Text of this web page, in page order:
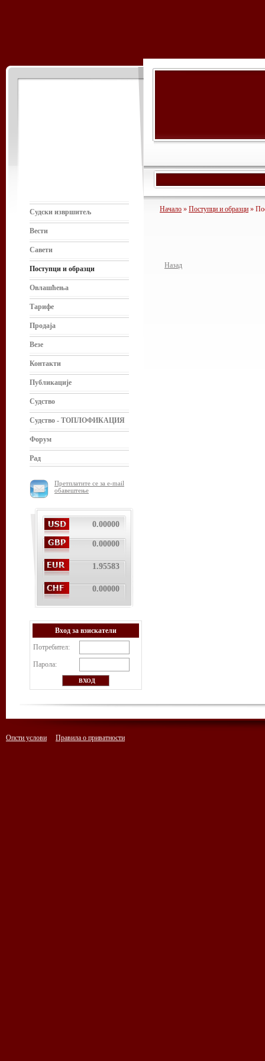
Судски извршитељ
Вести
Савети
Поступци и образци
Овлашћења
Тарифе
Продаја
Везе
Контакти
Публикације
Судство
Судство - ТОПЛОФИКАЦИЯ
Форум
Рад
Претплатите се за e-mail
обавештење
0.00000
0.00000
1.95583
0.00000
Вход за взискатели
Потребител:
Парола:
Начало » Поступци и образци »
Назад
Опсти услови Правила о приватности